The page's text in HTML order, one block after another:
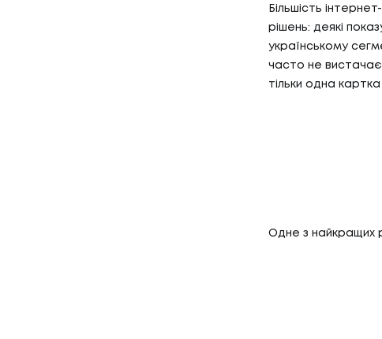
Більшість
рішень: деякі
українському
часто не
тільки одна
Одне з найкращих
ПРО НАС